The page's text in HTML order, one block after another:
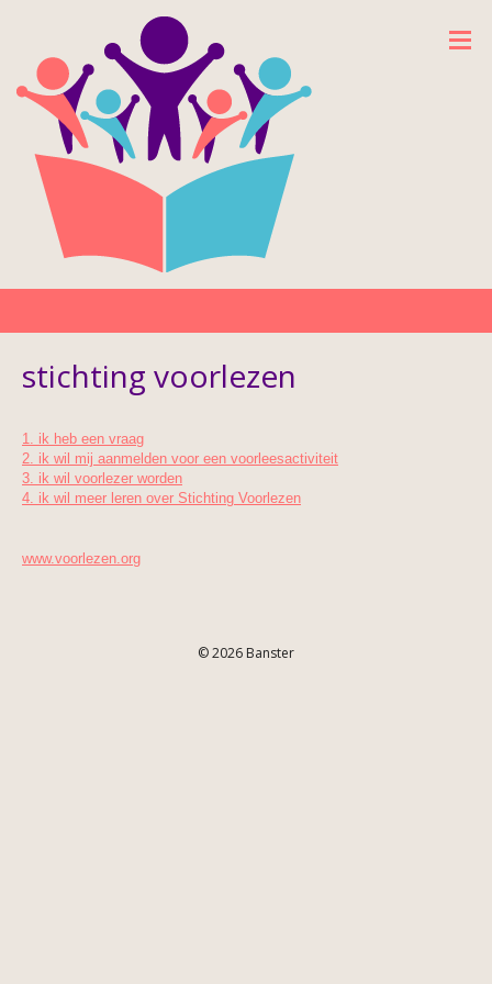
stichting voorlezen
1. ik heb een vraag
2. ik wil mij aanmelden voor een voorleesactiviteit
3. ik wil voorlezer worden
4. ik wil meer leren over Stichting Voorlezen
www.voorlezen.org
© 2026 Banster